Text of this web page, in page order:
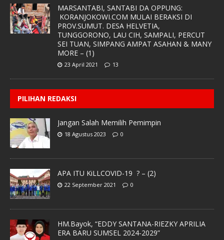
MARSANTABI, SANTABI DA OPPUNG:
KORANJOKOWI.COM MULAI BERAKSI DI
PROV.SUMUT. DESA HELVETIA,
TUNGGORONO, LAU CIH, SAMPALI, PERCUT
SEI TUAN, SIMPANG AMPAT ASAHAN & MANY
MORE – (1)
23 April 2021 13
PILIHAN REDAKSI
Jangan Salah Memilih Pemimpin
18 Agustus 2023 0
APA ITU KiLLCOVID-19 ? – (2)
22 September 2021 0
HM.Bayok, “EDDY SANTANA-RIEZKY APRILIA
ERA BARU SUMSEL 2024-2029”